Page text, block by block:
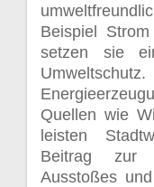
Beispiel
setzen sie
Quellen wie
leisten
Beitrag zur
Ausstoßes